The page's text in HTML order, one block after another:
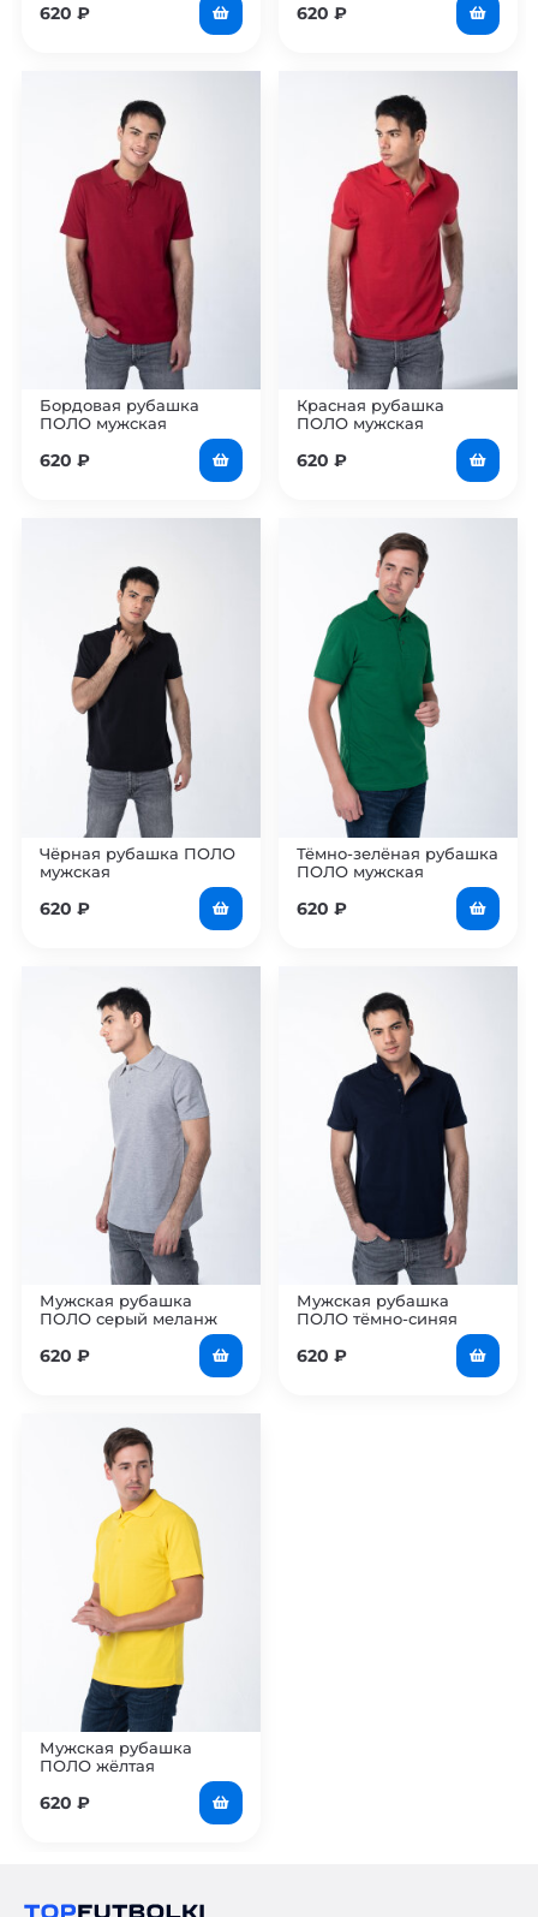
620 ₽ 620 ₽
Бордовая рубашка
ПОЛО мужская
620 ₽
Красная рубашка
ПОЛО мужская
620 ₽
Чёрная рубашка ПОЛО
мужская
620 ₽
Тёмно-зелёная рубашка
ПОЛО мужская
620 ₽
Мужская рубашка
ПОЛО серый меланж
620 ₽
Мужская рубашка
ПОЛО тёмно-синяя
620 ₽
Мужская рубашка
ПОЛО жёлтая
620 ₽